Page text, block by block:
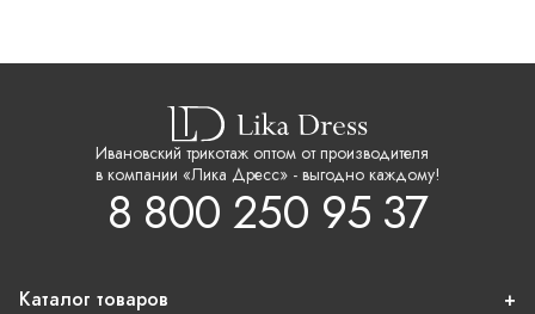
Ивановский трикотаж оптом от производителя
в компании «Лика Дресс» - выгодно каждому!
8 800 250 95 37
Каталог товаров